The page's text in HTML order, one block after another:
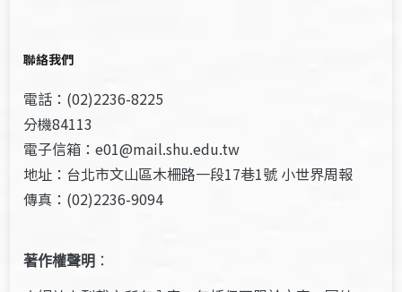
聯絡我們
電話：(02)2236-8225
分機84113
電子信箱：e01@mail.shu.edu.tw
地址：台北市文山區木柵路一段17巷1號 小世界周報
傳真：(02)2236-9094
著作權聲明 ：